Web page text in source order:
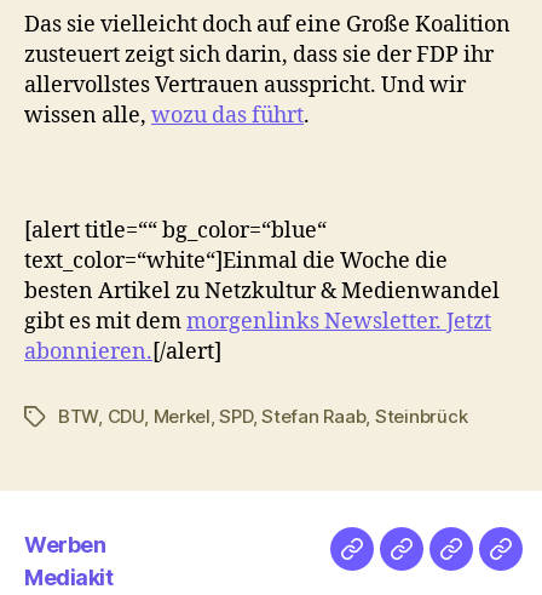
Das sie vielleicht doch auf eine Große Koalition
zusteuert zeigt sich darin, dass sie der FDP ihr
allervollstes Vertrauen ausspricht. Und wir
wissen alle, wozu das führt.
[alert title=““ bg_color=“blue“
text_color=“white“]Einmal die Woche die
besten Artikel zu Netzkultur & Medienwandel
gibt es mit demmorgenlinks Newsletter. Jetzt
abonnieren.[/alert]
Schlagwörter
BTW, CDU, Merkel,SPD,Stefan Raab, Steinbrück
Werben
Mediakit
NetzMedien